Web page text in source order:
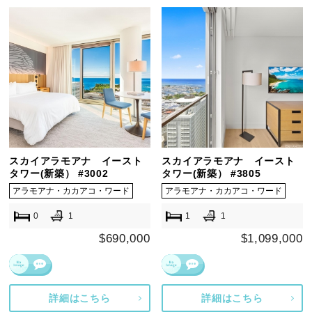
スカイアラモアナ イースト
タワー(新築） #3002
アラモアナ・カカアコ・ワード
0 1
$690,000
詳細はこちら
スカイアラモアナ イースト
タワー(新築） #3805
アラモアナ・カカアコ・ワード
1 1
$1,099,000
詳細はこちら